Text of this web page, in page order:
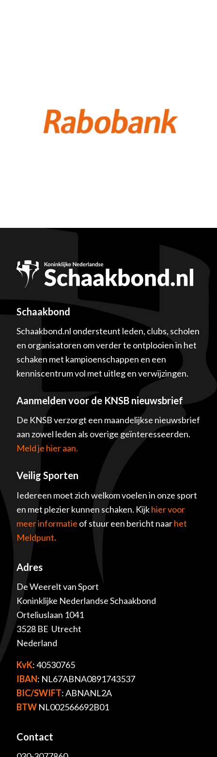
Schaakbond
Schaakbond.nl ondersteunt leden, clubs, scholen
en organisatoren om verder te ontplooien in het
schaken met kampioenschappen en een
kenniscentrum vol met uitleg en verwijzingen.
Aanmelden voor de KNSB nieuwsbrief
De KNSB verzorgt een maandelijkse nieuwsbrief
aan zowel leden als overige geïnteresseerden.
Meld je hier aan.
Veilig Sporten
Iedereen moet zich welkom voelen in onze sport
en met plezier kunnen schaken. Kijkhier voor
meer informatie of stuur een bericht naarhet
Meldpunt.
Adres
De Weerelt van Sport
Koninklijke Nederlandse Schaakbond
Orteliuslaan 1041
3528 BE Utrecht
Nederland
KvK: 40530765
IBAN: NL67ABNA0891743537
BIC/SWIFT: ABNANL2A
BTWNL002566692B01
Contact